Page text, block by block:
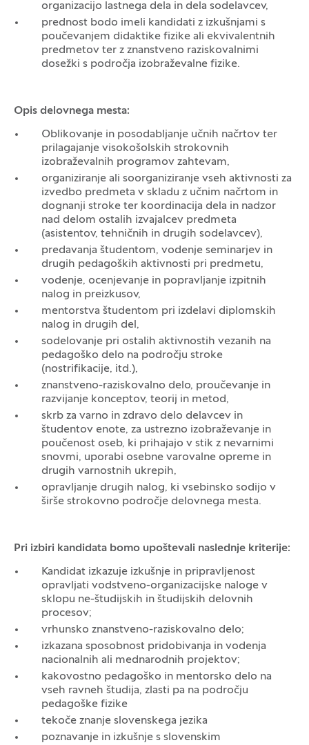
organizacijo lastnega dela in dela sodelavcev,
prednost bodo imeli kandidati z izkušnjami s
poučevanjem didaktike fizike ali ekvivalentnih
predmetov ter z znanstveno raziskovalnimi
dosežki s področja izobraževalne fizike.
Opis delovnega mesta:
Oblikovanje in posodabljanje učnih načrtov ter
prilagajanje visokošolskih strokovnih
izobraževalnih programov zahtevam,
organiziranje ali soorganiziranje vseh aktivnosti za
izvedbo predmeta v skladu z učnim načrtom in
dognanji stroke ter koordinacija dela in nadzor
nad delom ostalih izvajalcev predmeta
(asistentov, tehničnih in drugih sodelavcev),
predavanja študentom, vodenje seminarjev in
drugih pedagoških aktivnosti pri predmetu,
vodenje, ocenjevanje in popravljanje izpitnih
nalog in preizkusov,
mentorstva študentom pri izdelavi diplomskih
nalog in drugih del,
sodelovanje pri ostalih aktivnostih vezanih na
pedagoško delo na področju stroke
(nostrifikacije, itd.),
znanstveno-raziskovalno delo, proučevanje in
razvijanje konceptov, teorij in metod,
skrb za varno in zdravo delo delavcev in
študentov enote, za ustrezno izobraževanje in
poučenost oseb, ki prihajajo v stik z nevarnimi
snovmi, uporabi osebne varovalne opreme in
drugih varnostnih ukrepih,
opravljanje drugih nalog, ki vsebinsko sodijo v
širše strokovno področje delovnega mesta.
Pri izbiri kandidata bomo upoštevali naslednje kriterije:
Kandidat izkazuje izkušnje in pripravljenost
opravljati vodstveno-organizacijske naloge v
sklopu ne-študijskih in študijskih delovnih
procesov;
vrhunsko znanstveno-raziskovalno delo;
izkazana sposobnost pridobivanja in vodenja
nacionalnih ali mednarodnih projektov;
kakovostno pedagoško in mentorsko delo na
vseh ravneh študija, zlasti pa na področju
pedagoške fizike
tekoče znanje slovenskega jezika
poznavanje in izkušnje s slovenskim